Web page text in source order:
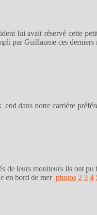
lui avait réservé cette
par Guillaume ces
dans notre carrière
de leurs moniteurs ils ont
en bord de mer photos 2 3 4